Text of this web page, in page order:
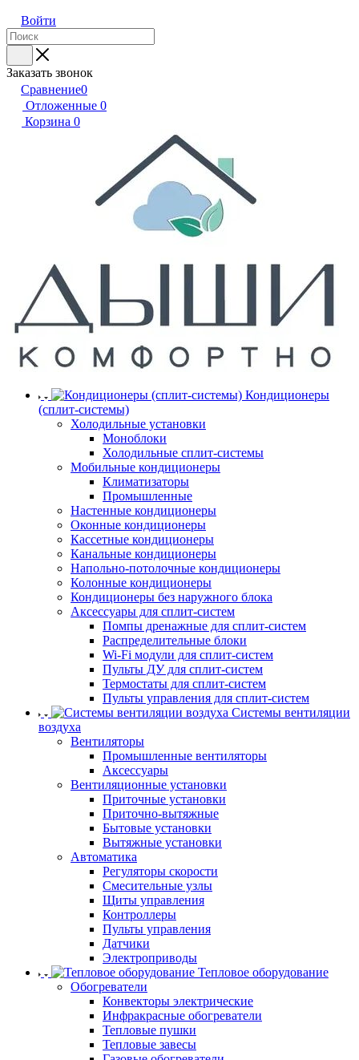
Войти
Заказать звонок
Сравнение0
Отложенные 0
Корзина 0
Кондиционеры
(сплит-системы)
Холодильные установки
Моноблоки
Холодильные сплит-системы
Мобильные кондиционеры
Климатизаторы
Промышленные
Настенные кондиционеры
Оконные кондиционеры
Кассетные кондиционеры
Канальные кондиционеры
Напольно-потолочные кондиционеры
Колонные кондиционеры
Кондиционеры без наружного блока
Аксессуары для сплит-систем
Помпы дренажные для сплит-систем
Распределительные блоки
Wi-Fi модули для сплит-систем
Пульты ДУ для сплит-систем
Термостаты для сплит-систем
Пульты управления для сплит-систем
Системы вентиляции
воздуха
Вентиляторы
Промышленные вентиляторы
Аксессуары
Вентиляционные установки
Приточные установки
Приточно-вытяжные
Бытовые установки
Вытяжные установки
Автоматика
Регуляторы скорости
Смесительные узлы
Щиты управления
Контроллеры
Пульты управления
Датчики
Электроприводы
Тепловое оборудование
Обогреватели
Конвекторы электрические
Инфракрасные обогреватели
Тепловые пушки
Тепловые завесы